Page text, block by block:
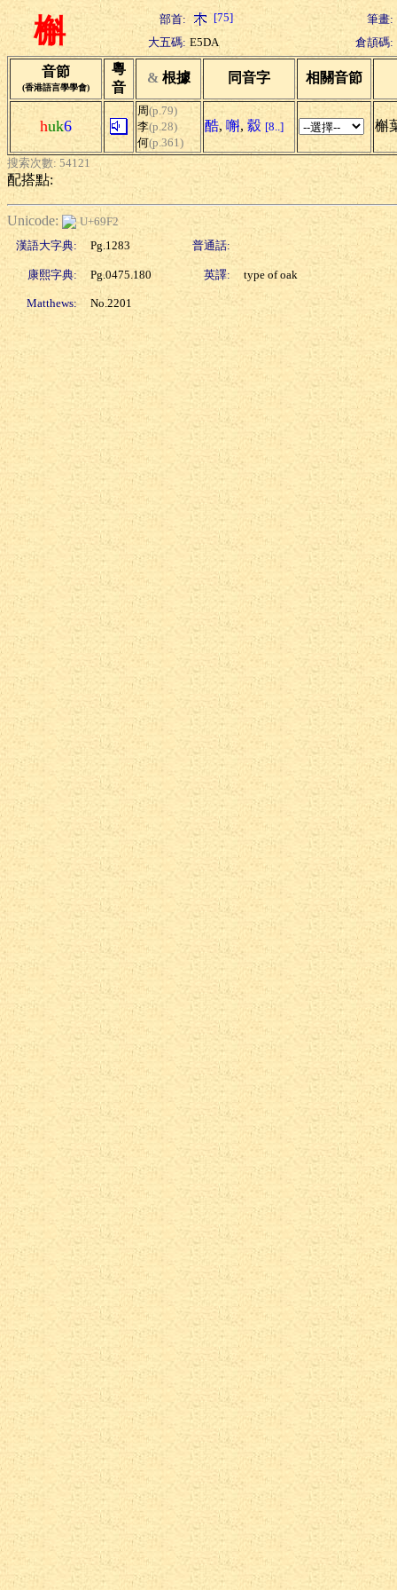
槲 部首: [75]
筆畫:
大五碼: E5DA 倉頡碼:
音節
(香港語言學學會)
粵
音
& 根據 同音字 相關音節
huk6
周(p.79)
李(p.28)
何(p.361)
酷, 嘝, 縠 [8..] 槲
搜索次數: 54121
配搭點:
Unicode:
U+69F2
漢語大字典:
Pg.1283 普通話:
康熙字典: Pg.0475.180 英譯: type of oak
Matthews: No.2201